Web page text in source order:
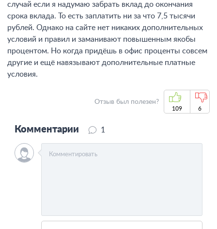
случай если я надумаю забрать вклад до окончания
срока вклада. То есть заплатить ни за что 7,5 тысячи
рублей. Однако на сайте нет никаких дополнительных
условий и правил и заманивают повышенным якобы
процентом. Но когда придёшь в офис проценты совсем
другие и ещё навязывают дополнительные платные
условия.
Отзыв был полезен?
109 6
Комментарии 1